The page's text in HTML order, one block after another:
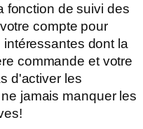
fonction de suivi des
compte pour
dont la
commande et votre
d'activer les
jamais manquer les